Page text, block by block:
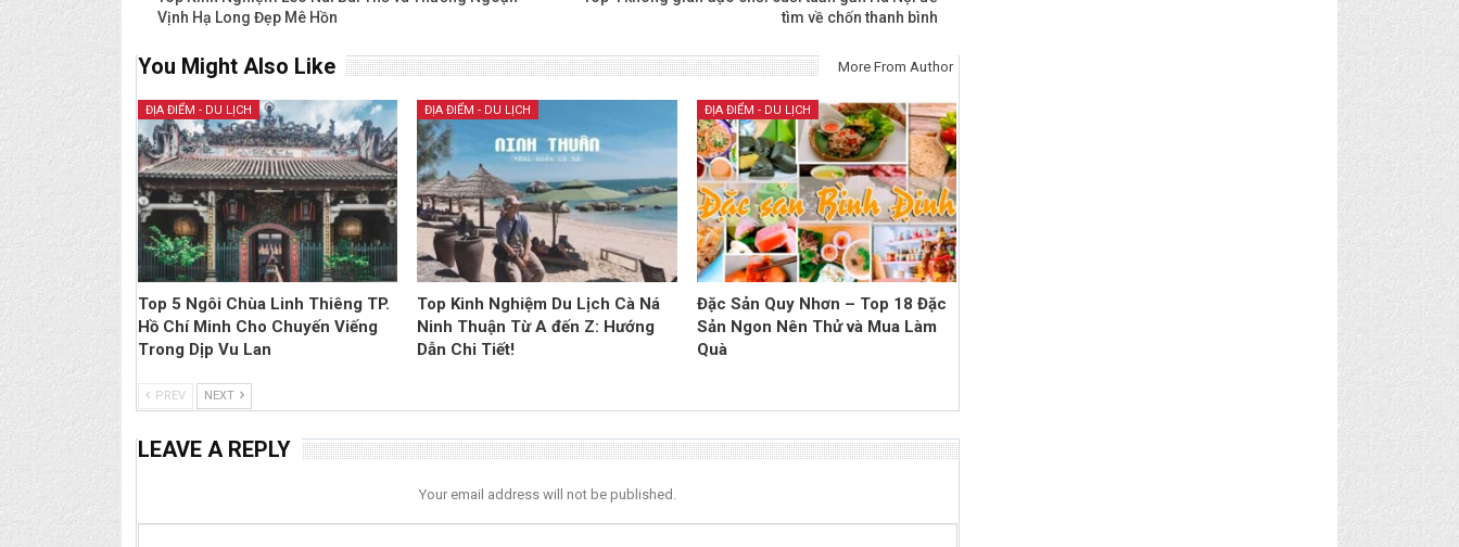
Vịnh Hạ Long Đẹp Mê Hồn
tìm về chốn thanh bình
You Might Also Like More From Author
ĐỊA ĐIỂM - DU LỊCH
Top 5 Ngôi Chùa Linh Thiêng TP.
Hồ Chí Minh Cho Chuyến Viếng
Trong Dịp Vu Lan
ĐỊA ĐIỂM - DU LỊCH
Top Kinh Nghiệm Du Lịch Cà Ná
Ninh Thuận Từ A đến Z: Hướng
Dẫn Chi Tiết!
ĐỊA ĐIỂM - DU LỊCH
Đặc Sản Quy Nhơn – Top 18 Đặc
Sản Ngon Nên Thử và Mua Làm
Quà
PREV NEXT
LEAVE A REPLY
Your email address will not be published.